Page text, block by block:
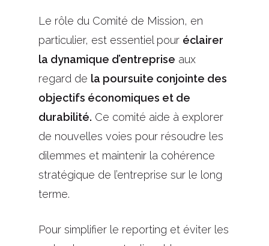
Le rôle du Comité de Mission, en
particulier, est essentiel pour éclairer
la dynamique d’entreprise aux
regard de la poursuite conjointe des
objectifs économiques et de
durabilité. Ce comité aide à explorer
de nouvelles voies pour résoudre les
dilemmes et maintenir la cohérence
stratégique de l’entreprise sur le long
terme.
Pour simplifier le reporting et éviter les